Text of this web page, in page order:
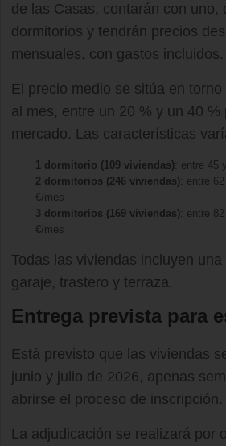
de las Casas, contarán con uno,
dormitorios y tendrán precios
mensuales, con gastos incluidos.
El precio medio se sitúa en
al mes, entre un 20 % y un 40 %
mercado. Las características
1 dormitorio (109 viviendas): entre 45
2 dormitorios (246 viviendas): entre
€/mes
3 dormitorios (169 viviendas): entre
€/mes
Todas las viviendas incluyen
garaje, trastero y terraza.
Entrega prevista para
Está previsto que las viviendas
junio y julio de 2026, apenas
abrirse el proceso de inscripción.
La adjudicación se realizará por